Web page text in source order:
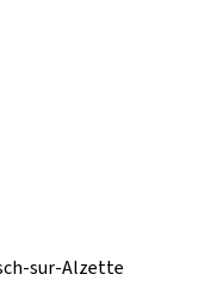
sur-Alzette